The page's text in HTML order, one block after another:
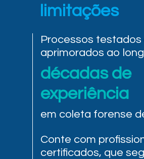
limitações
Processos testados
aprimorados ao
décadas de
experiência
em coleta forense
Conte com
certificados, que